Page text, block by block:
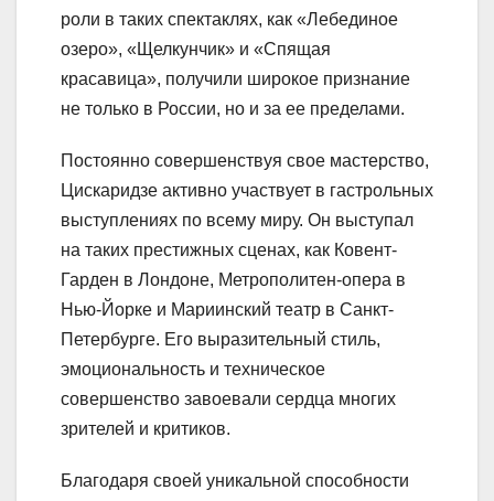
роли в таких спектаклях, как «Лебединое
озеро», «Щелкунчик» и «Спящая
красавица», получили широкое признание
не только в России, но и за ее пределами.
Постоянно совершенствуя свое мастерство,
Цискаридзе активно участвует в гастрольных
выступлениях по всему миру. Он выступал
на таких престижных сценах, как Ковент-
Гарден в Лондоне, Метрополитен-опера в
Нью-Йорке и Мариинский театр в Санкт-
Петербурге. Его выразительный стиль,
эмоциональность и техническое
совершенство завоевали сердца многих
зрителей и критиков.
Благодаря своей уникальной способности